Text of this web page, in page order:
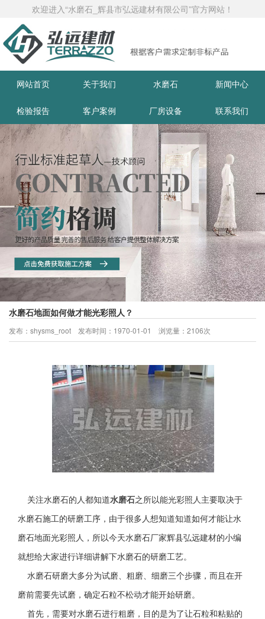
欢迎进入“水磨石_辉县市弘远建材有限公司”官方网站！
网站首页 关于我们 水磨石 新闻中心
检验报告 客户案例 厂房设备 联系我们
水磨石地面如何做才能光彩照人？
发布：shysms_root 发布时间：1970-01-01 浏览量：2106次
关注水磨石的人都知道水磨石之所以能光彩照人主要取决于
水磨石施工的研磨工序，由于很多人想知道知道如何才能让水
磨石地面光彩照人，所以今天水磨石厂家辉县弘远建材的小编
就想给大家进行详细讲解下水磨石的研磨工艺。
水磨石研磨大多分为试磨、粗磨、细磨三个步骤，而且在开
磨前需要先试磨，确定石粒不松动才能开始研磨。
首先，需要对水磨石进行粗磨，目的是为了让石粒和粘贴的